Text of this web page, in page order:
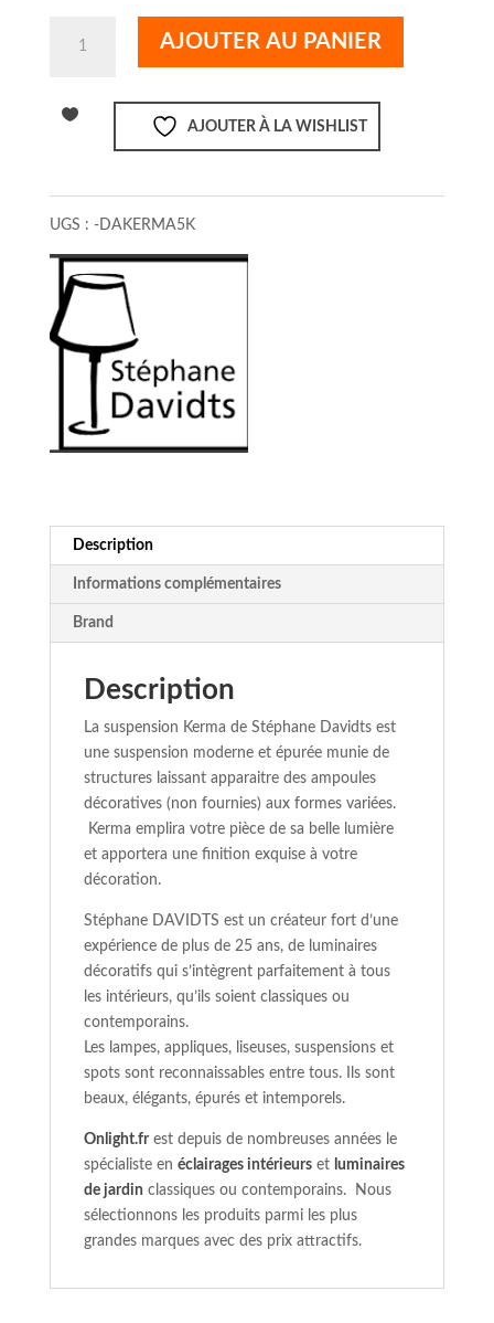
Davidts
carrée
AJOUTER AU PANIER
AJOUTER À LA WISHLIST
UGS : -DAKERMA5K
Description
Informations complémentaires
Brand
Description
La suspension Kerma de Stéphane Davidts est
une suspension moderne et épurée munie de
structures laissant apparaitre des ampoules
décoratives (non fournies) aux formes variées.
Kerma emplira votre pièce de sa belle lumière
et apportera une finition exquise à votre
décoration.
Stéphane DAVIDTS est un créateur fort d’une
expérience de plus de 25 ans, de luminaires
décoratifs qui s’intègrent parfaitement à tous
les intérieurs, qu’ils soient classiques ou
contemporains.
Les lampes, appliques, liseuses, suspensions et
spots sont reconnaissables entre tous. Ils sont
beaux, élégants, épurés et intemporels.
Onlight.frest depuis de nombreuses années le
spécialiste en éclairages intérieurset luminaires
de jardin classiques ou contemporains. Nous
sélectionnons les produits parmi les plus
grandes marques avec des prix attractifs.